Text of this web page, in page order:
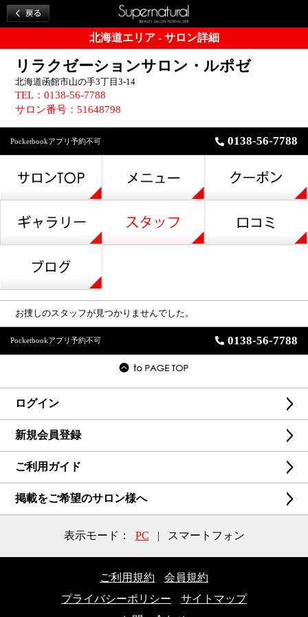
北海道エリア - サロン詳細
リラクゼーションサロン・ルポゼ
北海道函館市山の手3丁目3-14
TEL：0138-56-7788
サロン番号：51648798
Pocketbookアプリ予約不可 0138-56-7788
お捜しのスタッフが見つかりませんでした。
Pocketbookアプリ予約不可 0138-56-7788
ログイン
新規会員登録
ご利用ガイド
掲載をご希望のサロン様へ
表示モード： PC | スマートフォン
ご利用規約
会員規約
プライバシーポリシー
サイトマップ